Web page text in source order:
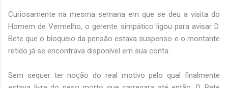
Curiosamente na mesma semana em que se deu a visita do
Homem de Vermelho, o gerente simpático ligou para avisar D.
Bete que o bloqueio da pensão estava suspenso e o montante
retido já se encontrava disponível em sua conta.
Sem sequer ter noção do real motivo pelo qual finalmente